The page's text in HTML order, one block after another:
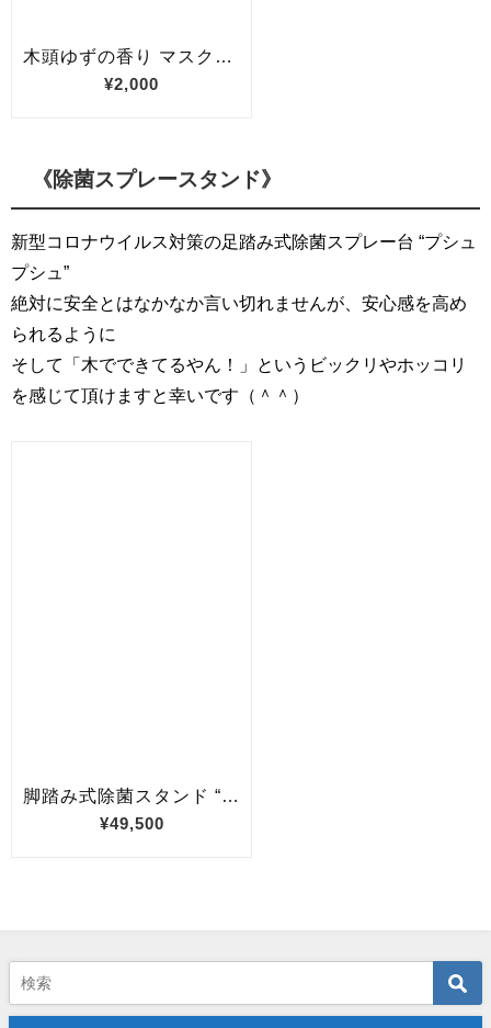
《除菌スプレースタンド》
新型コロナウイルス対策の足踏み式除菌スプレー台 “プシュ
プシュ”
絶対に安全とはなかなか言い切れませんが、安心感を高め
られるように
そして「木でできてるやん！」というビックリやホッコリ
を感じて頂けますと幸いです（＾＾）